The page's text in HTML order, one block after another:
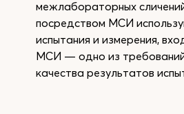
межлабораторных
посредством МСИ
испытания и измерения,
МСИ — одно из
качества результатов